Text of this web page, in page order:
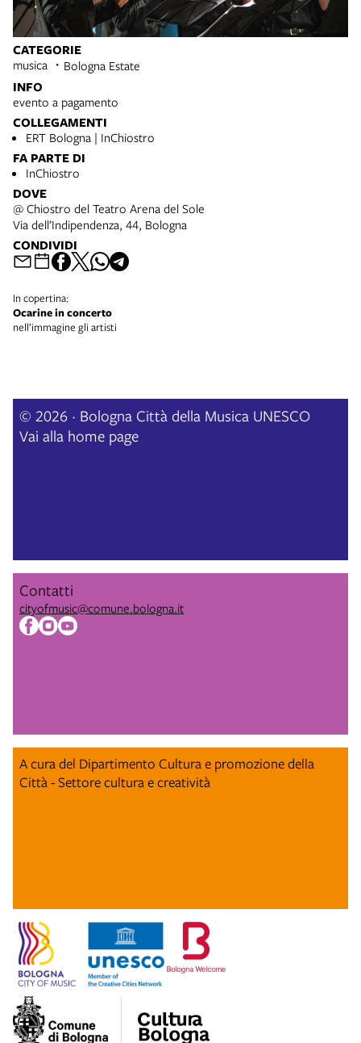
CATEGORIE
musica Bologna Estate
INFO
evento a pagamento
COLLEGAMENTI
ERT Bologna | InChiostro
FA PARTE DI
InChiostro
DOVE
@ Chiostro del Teatro Arena del Sole
Via dell’Indipendenza, 44, Bologna
CONDIVIDI
In copertina:
Ocarine in concerto
nell’immagine gli artisti
© 2026 · Bologna Città della Musica UNESCO
Vai alla home page
Contatti
cityofmusic@comune.bologna.it
A cura del Dipartimento Cultura e promozione della
Città - Settore cultura e creatività